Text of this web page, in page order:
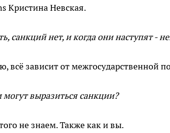
Кристина Невская.
санкций нет, и когда они наступят -
всё зависит от межгосударственной
могут выразиться санкции?
не знаем. Также как и вы.